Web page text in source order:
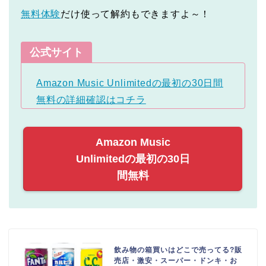
無料体験だけ使って解約もできますよ～！
公式サイト
Amazon Music Unlimitedの最初の30日間
無料の詳細確認はコチラ
Amazon Music
Unlimitedの最初の30日
間無料
飲み物の箱買いはどこで売ってる?販
売店・激安・スーパー・ドンキ・お